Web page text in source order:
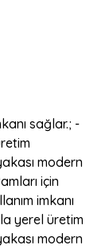
sağlar.; -
modern
için
imkanı
yerel üretim
modern